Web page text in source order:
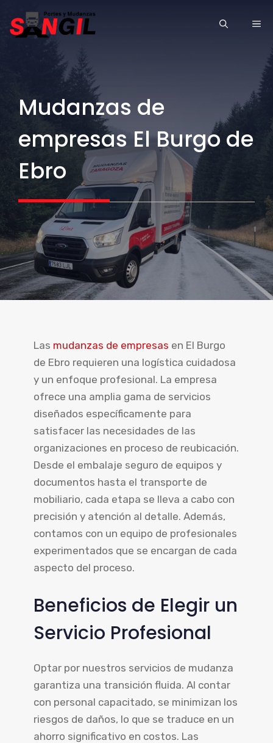
Mudanzas de
empresas El Burgo de
Ebro
Las mudanzas de empresas en El Burgo
de Ebro requieren una logística cuidadosa
y un enfoque profesional. La empresa
ofrece una amplia gama de servicios
diseñados específicamente para
satisfacer las necesidades de las
organizaciones en proceso de reubicación.
Desde el embalaje seguro de equipos y
documentos hasta el transporte de
mobiliario, cada etapa se lleva a cabo con
precisión y atención al detalle. Además,
contamos con un equipo de profesionales
experimentados que se encargan de cada
aspecto del proceso.
Beneficios de Elegir un
Servicio Profesional
Optar por nuestros servicios de mudanza
garantiza una transición fluida. Al contar
con personal capacitado, se minimizan los
riesgos de daños, lo que se traduce en un
ahorro significativo en costos. Las